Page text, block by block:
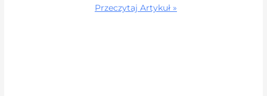
Przeczytaj Artykuł »